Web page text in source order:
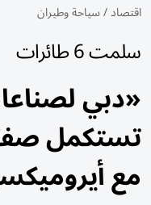
اقتصاد/سياحة وطيران
سلمت 6 طائرات
«دبي
مع